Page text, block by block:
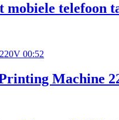
mobiele telefoon
00:52
Machine